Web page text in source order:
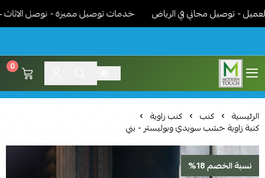
توصيل مجاني في الرياض خدمات توصيل مميزة - نوصل الاثاث جاهز
اثاث مودرن لمسة عصرية
0
الرئيسية كنب كنب زاوية
كنبة زاوية خشب سويدي وبوليستر - بني
نسبة الخصم 18%